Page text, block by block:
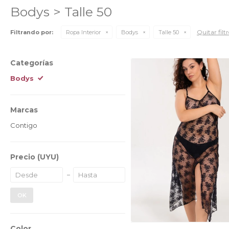
Bodys > Talle 50
Filtrando por: Ropa Interior Bodys Talle 50 Quitar
Categorías
Bodys
Marcas
Contigo
Precio (UYU)
OK